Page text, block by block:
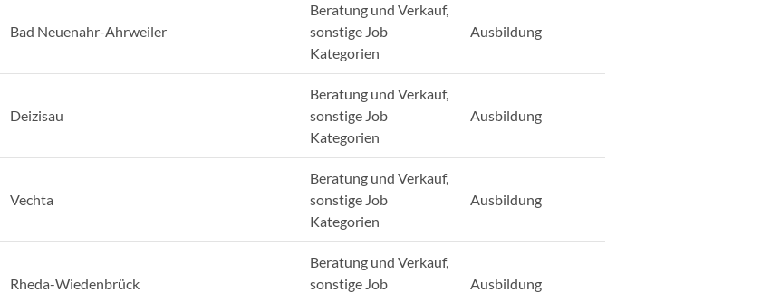
Bad Neuenahr-Ahrweiler
Beratung und Verkauf,
sonstige Job
Kategorien
Ausbildung
Deizisau
Beratung und Verkauf,
sonstige Job
Kategorien
Ausbildung
Vechta
Beratung und Verkauf,
sonstige Job
Kategorien
Ausbildung
Rheda-Wiedenbrück
Beratung und Verkauf,
sonstige Job
Ausbildung